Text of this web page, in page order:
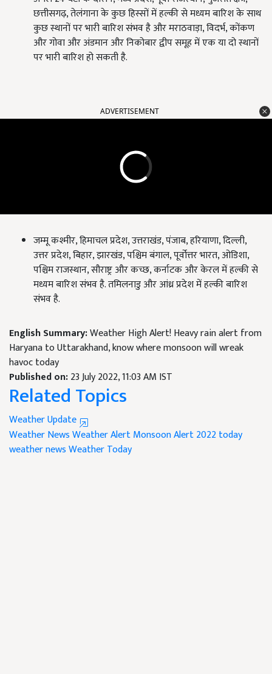
छत्तीसगढ़,तेलंगाना के कुछ हिस्सों में हल्की से मध्यम बारिश के साथ
कुछ स्थानों पर भारी बारिश संभव है और मराठवाड़ा,विदर्भ,कोंकण
और गोवा और अंडमान और निकोबार द्वीप समूह में एक या दो स्थानों
पर भारी बारिश हो सकती है.
ADVERTISEMENT
जम्मू कश्मीर,हिमाचल प्रदेश,उत्तराखंड,पंजाब,हरियाणा,दिल्ली,
उत्तर प्रदेश,बिहार,झारखंड,पश्चिम बंगाल,पूर्वोत्तर भारत,ओडिशा,
पश्चिम राजस्थान,सौराष्ट्र और कच्छ,कर्नाटक और केरल में हल्की से
मध्यम बारिश संभव है. तमिलनाडु और आंध्र प्रदेश में हल्की बारिश
संभव है.
English Summary:Weather High Alert! Heavy rain alert from
Haryana to Uttarakhand, know where monsoon will wreak
havoc today
Published on:23 July 2022, 11:03 AM IST
Related Topics
Weather Update
Weather NewsWeather AlertMonsoon Alert 2022today
weather newsWeather Today